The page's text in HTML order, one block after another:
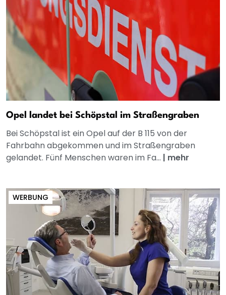
Opel landet bei Schöpstal im Straßengraben
Bei Schöpstal ist ein Opel auf der B 115 von der
Fahrbahn abgekommen und im Straßengraben
gelandet. Fünf Menschen waren im Fa... | mehr
WERBUNG